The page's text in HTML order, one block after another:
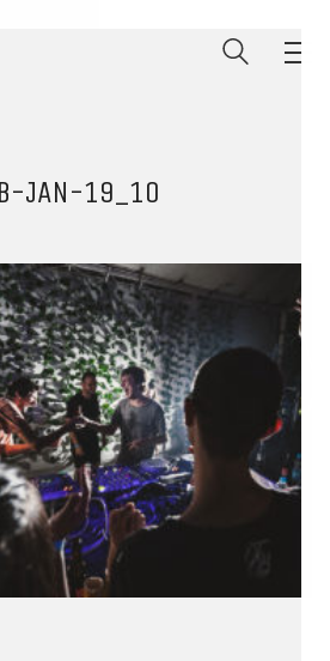
JAN-19_10
NOSSOMEMBERS CLUB
promocionais para festas, free
e mais.
É grátis.